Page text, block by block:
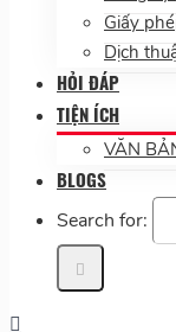
Giấy
Dịch
HỎI ĐÁP
TIỆN ÍCH
VĂN
BLOGS
Search for: